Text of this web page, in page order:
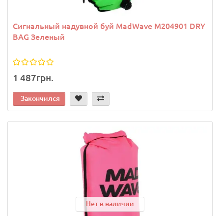
Сигнальный надувной буй MadWave M204901 DRY
BAG Зеленый
1 487грн.
Закончился
Нет в наличии